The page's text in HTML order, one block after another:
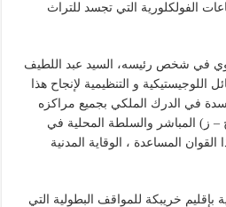
الفولكلورية التي تجسد للتراث
في شخص رئيسه، السيد عبد اللطيف
و التنظيمية لإنجاح هذا
في الدرك الملكي بجميع مراكزه
المباشر والسلطة المحلية في
المساعدة ، الوقاية المدنية
بإقليم خريبكة للمواقف البطولية التي